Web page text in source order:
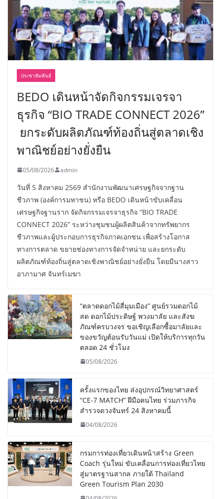
ประชาสัมพันธ์
BEDO เดินหน้าจัดกิจกรรมเจรจา
ธุรกิจ “BIO TRADE CONNECT 2026”
ยกระดับผลิตภัณฑ์ท้องถิ่นสู่ตลาดเชิง
พาณิชย์อย่างยั่งยืน
05/08/2026 admin
วันที่ 5 สิงหาคม 2569 สำนักงานพัฒนาเศรษฐกิจจากฐาน
ชีวภาพ (องค์การมหาชน) หรือ BEDO เดินหน้าขับเคลื่อน
เศรษฐกิจฐานราก จัดกิจกรรมเจรจาธุรกิจ “BIO TRADE
CONNECT 2026” ระหว่างชุมชนผู้ผลิตสินค้าจากทรัพยากร
ชีวภาพและผู้ประกอบการธุรกิจภาคเอกชน เพื่อสร้างโอกาส
ทางการตลาด ขยายช่องทางการจัดจำหน่าย และยกระดับ
ผลิตภัณฑ์ท้องถิ่นสู่ตลาดเชิงพาณิชย์อย่างยั่งยืน โดยมีนางสาว
อาภามาศ จันทร์เมฆา
“ตลาดดอกไม้สี่มุมเมือง” ศูนย์รวมดอกไม้
สด ดอกไม้ประดิษฐ์ พวงมาลัย และสังฆ
ภัณฑ์ครบวงจร ขอเชิญเลือกซื้อมาลัยและ
ของขวัญต้อนรับวันแม่ เปิดให้บริการทุกวัน
ตลอด 24 ชั่วโมง
05/08/2026
ครั้งแรกของไทย ส่งอุปกรณ์วิทยาศาสตร์
“CE-7 MATCH” ฝีมือคนไทย ร่วมภารกิจ
สำรวจดวงจันทร์ 24 สิงหาคมนี้
04/08/2026
กรมการท่องเที่ยวเดินหน้าสร้าง Green
Coach รุ่นใหม่ ขับเคลื่อนการท่องเที่ยวไทย
สู่มาตรฐานสากล ภายใต้ Thailand
Green Tourism Plan 2030